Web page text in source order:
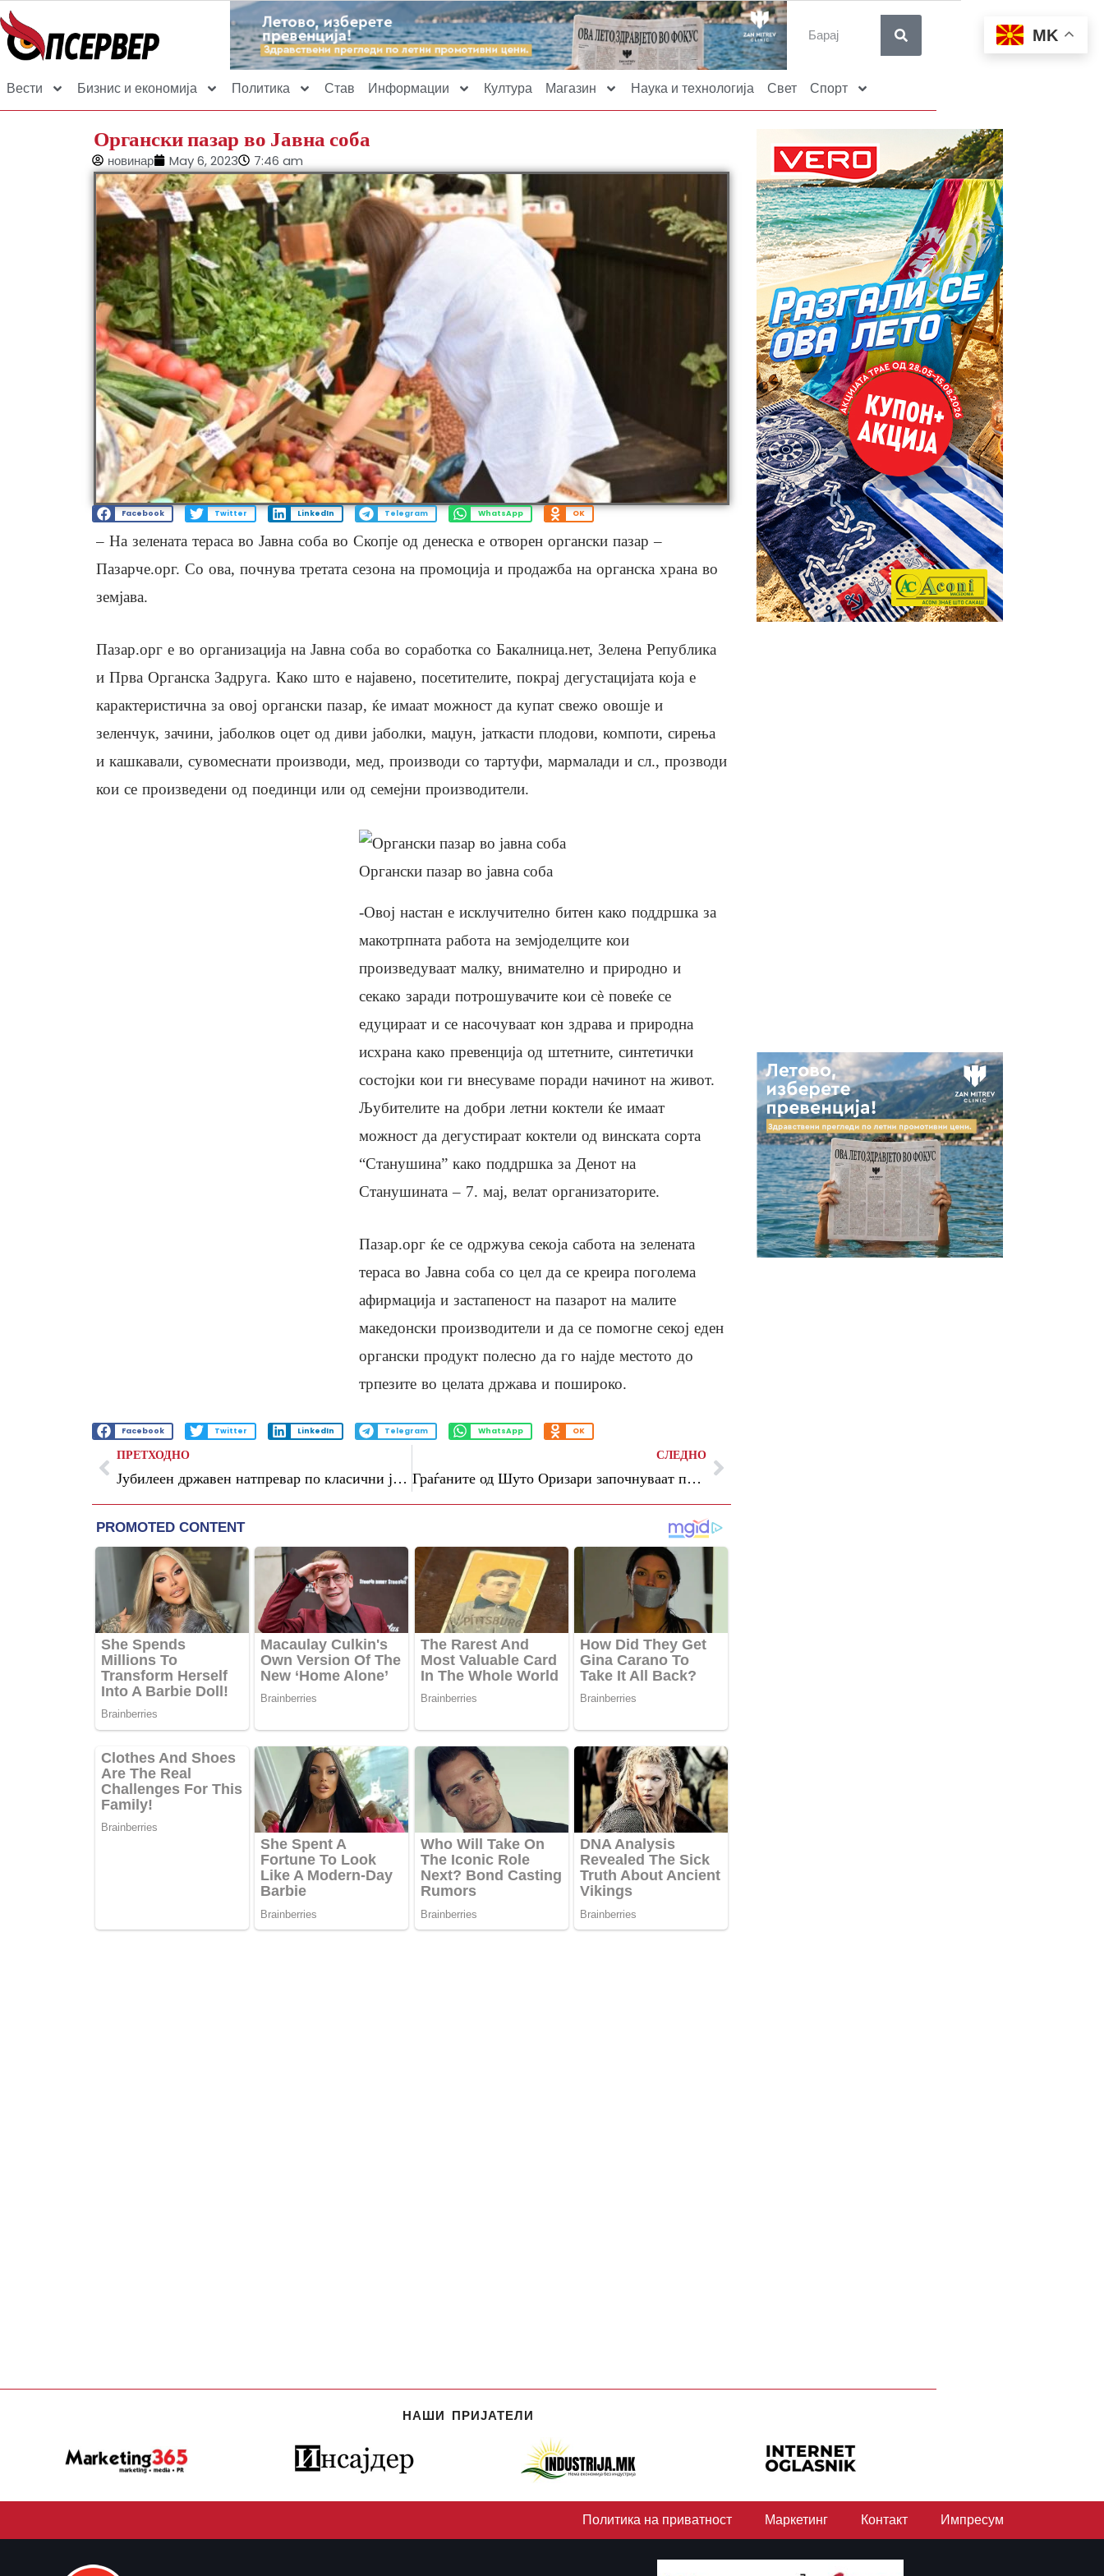
Вести Бизнис и економија Политика Став Информации Култура Магазин Наука и технологија Свет Спорт
Органски пазар во Јавна соба
новинар May 6, 2023 7:46 am
Facebook Twitter LinkedIn Telegram WhatsApp OK
– На зелената тераса во Јавна соба во Скопје од денеска е отворен органски пазар –
Пазарче.орг. Со ова, почнува третата сезона на промоција и продажба нa органска храна во
земјава.
Пазар.орг е во организација на Јавна соба во соработка со Бакалница.нет, Зелена Република
и Прва Органска Задруга. Како што е најавено, посетителите, покрај дегустацијата која е
карактеристична за овој органски пазар, ќе имаат можност да купат свежо овошје и
зеленчук, зачини, јаболков оцет од диви јаболки, маџун, јаткасти плодови, компоти, сирења
и кашкавали, сувомеснати производи, мед, производи со тартуфи, мармалади и сл., прозводи
кои се произведени од поединци или од семејни производители.
Органски пазар во јавна соба
-Овој настан е исклучително битен како поддршка за
макотрпната работа на земјоделците кои
произведуваат малку, внимателно и природно и
секако заради потрошувачите кои сè повеќе се
едуцираат и се насочуваат кон здрава и природна
исхрана како превенција од штетните, синтетички
состојки кои ги внесуваме поради начинот на живот.
Љубителите на добри летни коктели ќе имаат
можност да дегустираат коктели од винската сорта
“Станушина” како поддршка за Денот на
Станушината – 7. мај, велат организаторите.
Пазар.орг ќе се одржува секоја сабота на зелената
тераса во Јавна соба со цел да се креира поголема
афирмација и застапеност на пазарот на малите
македонски производители и да се помогне секој еден
органски продукт полесно да го најде местото до
трпезите во целата држава и пошироко.
Facebook Twitter LinkedIn Telegram WhatsApp OK
ПРЕТХОДНО
Јубилеен државен натпревар по класични јазици за учениците од гимназиите и средните училишта
СЛЕДНО
Граѓаните од Шуто Оризари започнуваат петиција за функционална поликлиника во општината
НАШИ ПРИЈАТЕЛИ
Политика на приватност Маркетинг Контакт Импресум
MK